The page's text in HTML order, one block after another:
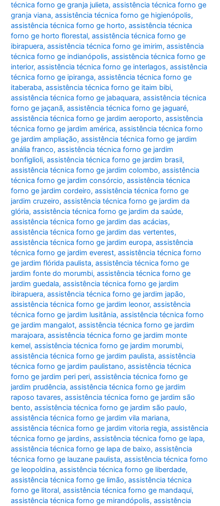
técnica forno ge granja julieta,assistência técnica forno ge
granja viana,assistência técnica forno ge higienópolis,
assistência técnica forno ge horto,assistência técnica
forno ge horto florestal,assistência técnica forno ge
ibirapuera,assistência técnica forno ge imirim,assistência
técnica forno ge indianópolis,assistência técnica forno ge
interior,assistência técnica forno ge interlagos,assistência
técnica forno ge ipiranga,assistência técnica forno ge
itaberaba,assistência técnica forno ge itaim bibi,
assistência técnica forno ge jabaquara,assistência técnica
forno ge jaçanã,assistência técnica forno ge jaguaré,
assistência técnica forno ge jardim aeroporto,assistência
técnica forno ge jardim américa,assistência técnica forno
ge jardim ampliação,assistência técnica forno ge jardim
anália franco,assistência técnica forno ge jardim
bonfiglioli,assistência técnica forno ge jardim brasil,
assistência técnica forno ge jardim colombo,assistência
técnica forno ge jardim consórcio,assistência técnica
forno ge jardim cordeiro,assistência técnica forno ge
jardim cruzeiro,assistência técnica forno ge jardim da
glória,assistência técnica forno ge jardim da saúde,
assistência técnica forno ge jardim das acácias,
assistência técnica forno ge jardim das vertentes,
assistência técnica forno ge jardim europa,assistência
técnica forno ge jardim everest,assistência técnica forno
ge jardim flórida paulista,assistência técnica forno ge
jardim fonte do morumbi,assistência técnica forno ge
jardim guedala,assistência técnica forno ge jardim
ibirapuera,assistência técnica forno ge jardim japão,
assistência técnica forno ge jardim leonor,assistência
técnica forno ge jardim lusitânia,assistência técnica forno
ge jardim mangalot,assistência técnica forno ge jardim
marajoara,assistência técnica forno ge jardim monte
kemel,assistência técnica forno ge jardim morumbi,
assistência técnica forno ge jardim paulista,assistência
técnica forno ge jardim paulistano,assistência técnica
forno ge jardim peri peri,assistência técnica forno ge
jardim prudência,assistência técnica forno ge jardim
raposo tavares,assistência técnica forno ge jardim são
bento,assistência técnica forno ge jardim são paulo,
assistência técnica forno ge jardim vila mariana,
assistência técnica forno ge jardim vitoria regia,assistência
técnica forno ge jardins,assistência técnica forno ge lapa,
assistência técnica forno ge lapa de baixo,assistência
técnica forno ge lauzane paulista,assistência técnica forno
ge leopoldina,assistência técnica forno ge liberdade,
assistência técnica forno ge limão,assistência técnica
forno ge litoral,assistência técnica forno ge mandaqui,
assistência técnica forno ge mirandópolis,assistência